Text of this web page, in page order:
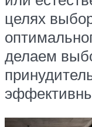
целях
делаем